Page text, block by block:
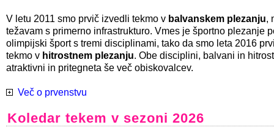
Tekmovalcem, ki že začenjajo z resnim treningom, želimo
tekmovalno vzdušje. Cilj je nabiranje tekmovalnih izkušenj
lažji prehod na tekme državnega prvenstva.
Pleza se vtežavnosti , na "flash" in z varovanjem od zgoraj.
je navadno lažji, tako da se tekem lahko udeležijo tudi
treninga in tekmovalnih izkušenj.
V letu 2011 smo prvič izvedli tekmo vbalvanskem plezanju,